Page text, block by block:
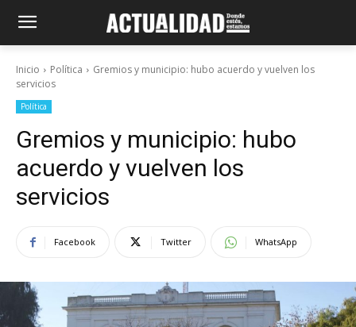
Inicio Política
Gremios y municipio: hubo acuerdo y vuelven los
servicios
Política
Gremios y municipio: hubo
acuerdo y vuelven los
servicios
Facebook Twitter WhatsApp